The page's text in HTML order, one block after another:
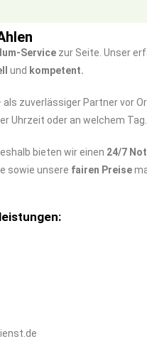
Service zur Seite. Unser
und kompetent.
als zuverlässiger Partner vor
Uhrzeit oder an welchem Tag.
bieten wir einen 24/7
sowie unsere fairen Preise